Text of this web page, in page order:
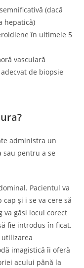
(dacă
hepatică)
în ultimele 5
vasculară
de biopsie
administra un
pentru a se
Pacientul va
și i se va cere să
va găsi locul corect
fie introdus în ficat.
utilizarea
imagistică îi oferă
acului până la